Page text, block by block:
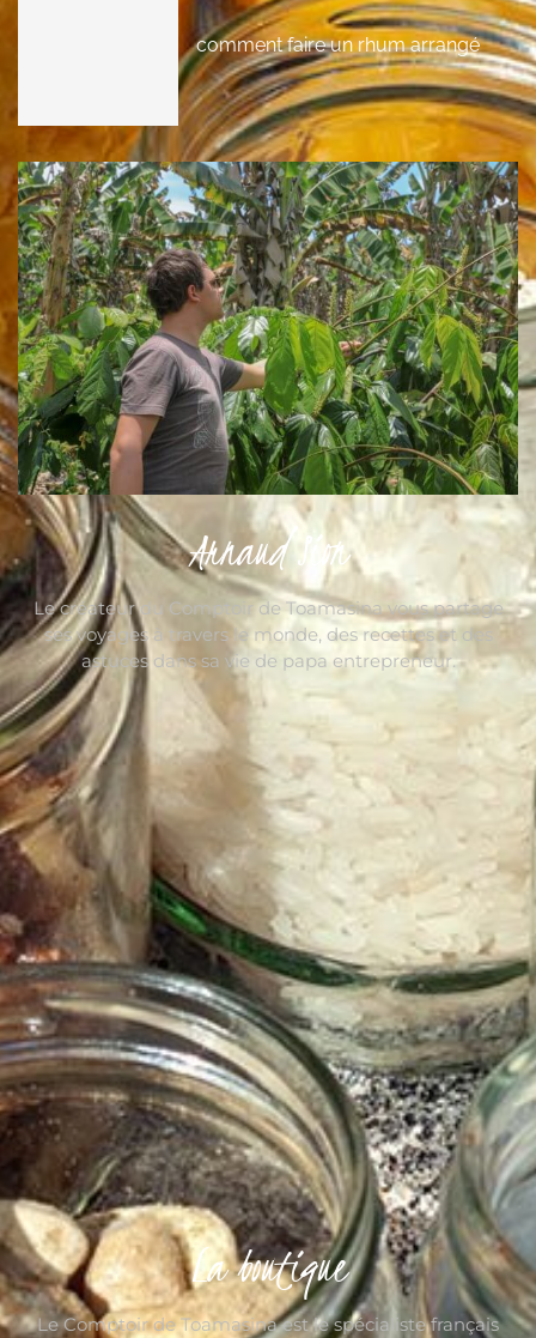
comment faire un rhum arrangé
Arnaud Sion
Le créateur du Comptoir de Toamasina vous partage
ses voyages à travers le monde, des recettes et des
astuces dans sa vie de papa entrepreneur.
La boutique
Le Comptoir de Toamasina est le spécialiste français